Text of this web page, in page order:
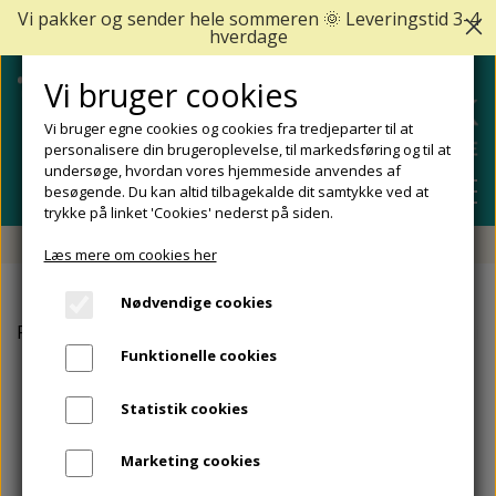
SHOP
FODCREMER
NEGLESVAMP
REDSKABER TIL FODPLEJE OG NEGLEPLEJE
FODFILE OG FODHØVLE
SÅLER, FODINDLÆG OG AFLASTNINGER
FODPROBLEMER
APOFYSITIS CALCANEI/SEVERS SYNDROM
REJSESTØRRELSER
MÆRKER
Fri fragt fra 499 DKK - Levering 1-2 hverdage
Forside
Vi bruger cookies
Vi bruger egne cookies og cookies fra tredjeparter til at
personalisere din brugeroplevelse, til markedsføring og til at
undersøge, hvordan vores hjemmeside anvendes af
besøgende. Du kan altid tilbagekalde dit samtykke ved at
trykke på linket 'Cookies' nederst på siden.
Læs mere om cookies her
Nødvendige cookies
Funktionelle cookies
Statistik cookies
Marketing cookies
Vi pakker og sender hele sommeren 🌞 Leveringstid 3-4
hverdage